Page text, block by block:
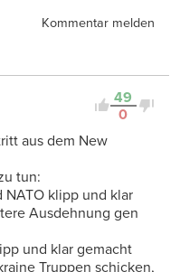
Kommentar melden
49
0
aus dem New
tun:
NATO klipp und klar
Ausdehnung gen
und klar gemacht
Truppen schicken,